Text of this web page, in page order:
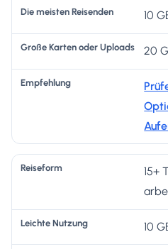
10
20
15+
10